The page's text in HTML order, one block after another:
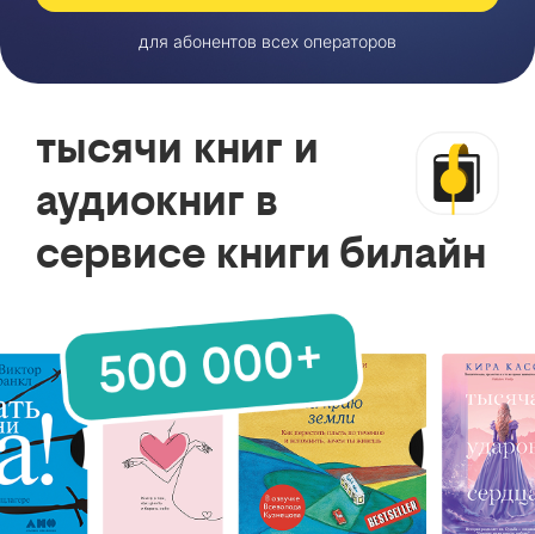
для абонентов всех операторов
тысячи книг и
аудиокниг в
сервисе книги билайн